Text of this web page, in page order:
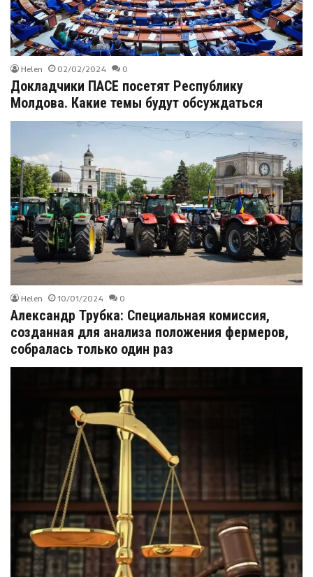
Helen 02/02/2024 0
Докладчики ПАСЕ посетят Республику
Молдова. Какие темы будут обсуждаться
Helen 10/01/2024 0
Александр Трубка: Специальная комиссия,
созданная для анализа положения фермеров,
собралась только один раз